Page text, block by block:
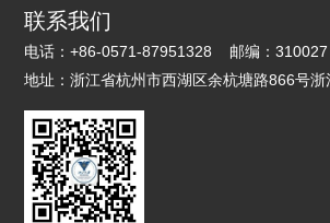
联系我们
电话：+86-0571-87951328 邮编：310027
地址：浙江省杭州市西湖区余杭塘路866号浙